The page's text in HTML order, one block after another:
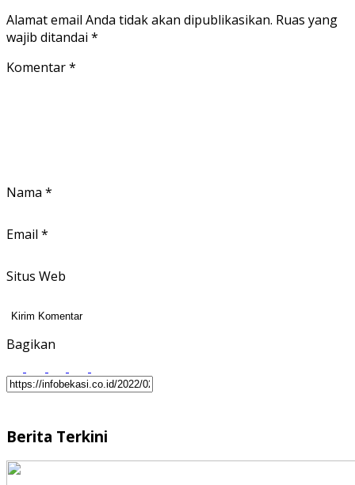
Alamat email Anda tidak akan dipublikasikan. Ruas yang
wajib ditandai *
Komentar*
Nama *
Email *
Situs Web
Bagikan
Berita Terkini